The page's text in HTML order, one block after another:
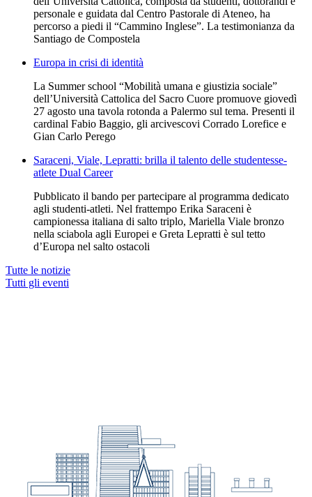
personale e guidata dal Centro Pastorale di Ateneo, ha
percorso a piedi il “Cammino Inglese”. La testimonianza da
Santiago de Compostela
Europa in crisi di identità
La Summer school “Mobilità umana e giustizia sociale”
dell’Università Cattolica del Sacro Cuore promuove giovedì
27 agosto una tavola rotonda a Palermo sul tema. Presenti il
cardinal Fabio Baggio, gli arcivescovi Corrado Lorefice e
Gian Carlo Perego
Saraceni, Viale, Lepratti: brilla il talento delle studentesse-
atlete Dual Career
Pubblicato il bando per partecipare al programma dedicato
agli studenti-atleti. Nel frattempo Erika Saraceni è
campionessa italiana di salto triplo, Mariella Viale bronzo
nella sciabola agli Europei e Greta Lepratti è sul tetto
d’Europa nel salto ostacoli
Tutte le notizie
Tutti gli eventi